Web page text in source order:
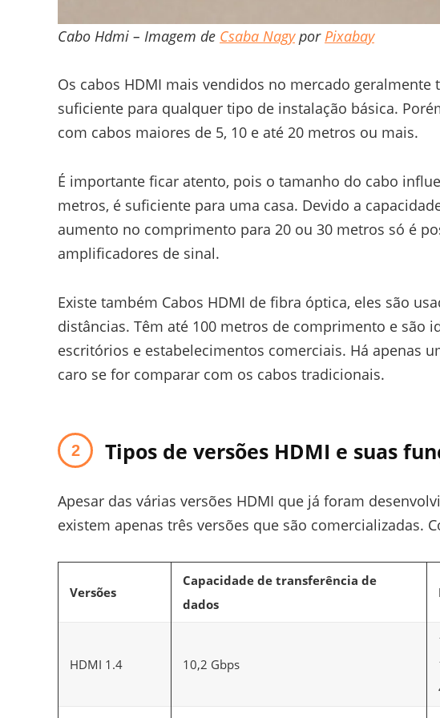
Cabo Hdmi – Imagem de Csaba NagyporPixabay
Os cabos HDMI mais vendidos no mercado
suficiente para qualquer tipo de instalação básica.
com cabos maiores de 5, 10 e até 20 metros ou mais.
É importante ficar atento, pois o tamanho do cabo
metros, é suficiente para uma casa. Devido a
aumento no comprimento para 20 ou 30 metros só é
amplificadores de sinal.
Existe também Cabos HDMI de fibra óptica, eles são
distâncias. Têm até 100 metros de comprimento e são
escritórios e estabelecimentos comerciais. Há apenas
caro se for comparar com os cabos tradicionais.
Tipos de versões HDMI e suas
Apesar das várias versões HDMI que já foram
existem apenas três versões que são comercializadas.
Versões
Capacidade de transferência de
dados
HDMI 1.4 10,2 Gbps